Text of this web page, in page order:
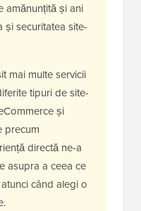
amănunțită și ani
securitatea site-
mai multe servicii
tipuri de site-
și
precum
directă ne-a
asupra a ceea ce
când alegi o